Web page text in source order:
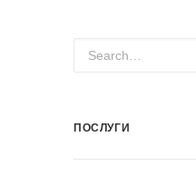
ПОСЛУГИ